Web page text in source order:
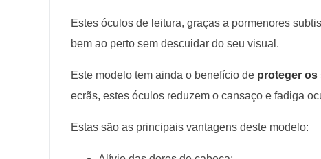
Estes óculos de leitura, graças a pormenores
bem ao perto sem descuidar do seu visual.
Este modelo tem ainda o benefício de proteger os
ecrãs, estes óculos reduzem o cansaço e fadiga
Estas são as principais vantagens deste modelo: